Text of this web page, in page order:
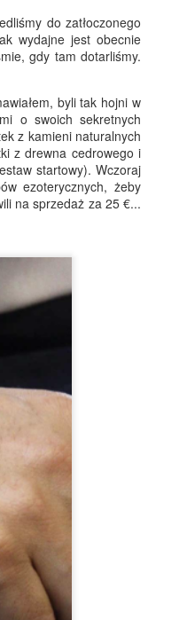
do zatłoczonego
wydajne jest obecnie
gdy tam dotarliśmy.
byli tak hojni w
o swoich sekretnych
z kamieni naturalnych
z drewna cedrowego i
startowy). Wczoraj
ezoterycznych, żeby
na sprzedaż za 25 €...
Znów piątek… i mecz się zaczął.
Ci o życiu tutaj, w Hiszpanii, o
magazynie, ślubie Petera i
Tamary, 9. urodzinach na
Słowacji, o tym, że Kane dostał
wymarzoną pracę i o wszystkich
zwyczajowych wydarzeniach
związanych z Ancient Wisdom.
Jeśli przegapiłeś ten wpis,
W końcu mam termin odbioru
karty NIE tutaj, w Hiszpanii.